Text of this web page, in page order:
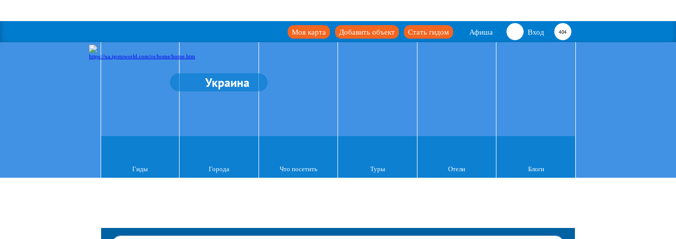
Вход
Афиша
Стать гидом
Добавить объект
Моя карта
Украина
Гиды Города Что посетить Туры Отели Блоги